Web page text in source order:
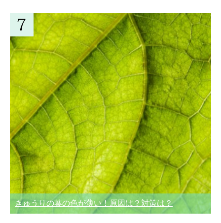
きゅうりの葉の色が薄い！原因は？対策は？